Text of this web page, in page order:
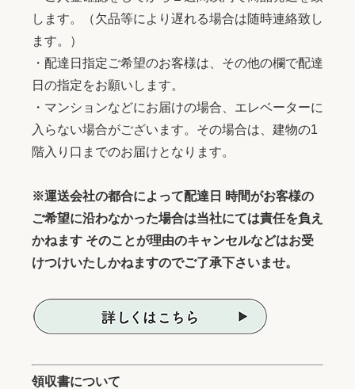
します。（欠品等により遅れる場合は随時連絡致し
ます。）
・配達日指定ご希望のお客様は、その他の欄で配達
日の指定をお願いします。
・マンションなどにお届けの場合、エレベーターに
入らない場合がございます。その場合は、建物の1
階入り口までのお届けとなります。
※運送会社の都合によって配達日 時間がお客様の
ご希望に沿わなかった場合は当社にては責任を負え
かねます そのことが理由のキャンセルなどはお受
けつけいたしかねますのでご了承下さいませ。
領収書について